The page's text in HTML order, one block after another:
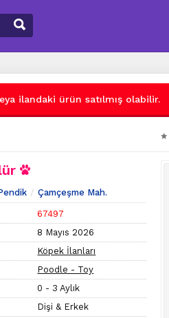
ilandaki ürün satılmış olabilir.
Çamçeşme Mah.
67497
8 Mayıs 2026
Köpek İlanları
Poodle - Toy
0 - 3 Aylık
Dişi & Erkek